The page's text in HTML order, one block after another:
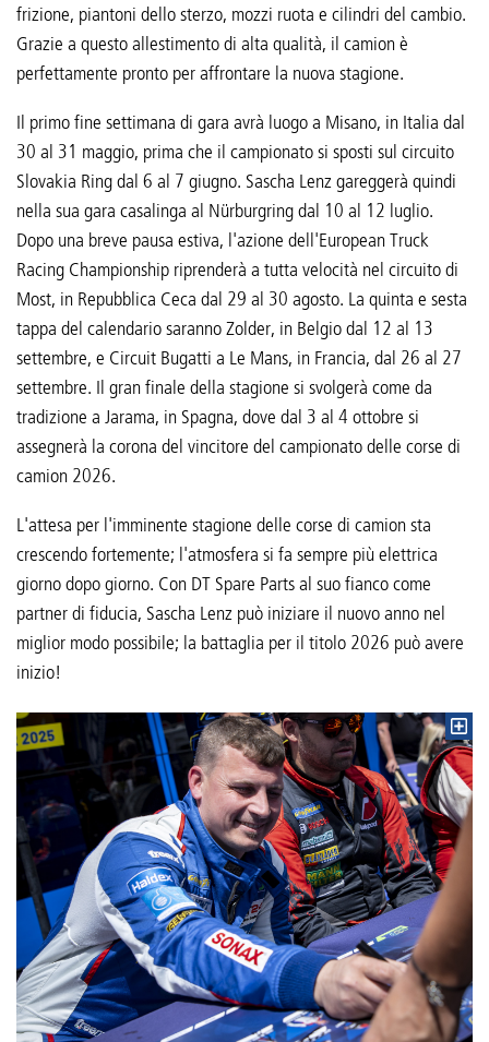
frizione, piantoni dello sterzo, mozzi ruota e cilindri del cambio.
Grazie a questo allestimento di alta qualità, il camion è
perfettamente pronto per affrontare la nuova stagione.
Il primo fine settimana di gara avrà luogo a Misano, in Italia dal
30 al 31 maggio, prima che il campionato si sposti sul circuito
Slovakia Ring dal 6 al 7 giugno. Sascha Lenz gareggerà quindi
nella sua gara casalinga al Nürburgring dal 10 al 12 luglio.
Dopo una breve pausa estiva, l'azione dell'European Truck
Racing Championship riprenderà a tutta velocità nel circuito di
Most, in Repubblica Ceca dal 29 al 30 agosto. La quinta e sesta
tappa del calendario saranno Zolder, in Belgio dal 12 al 13
settembre, e Circuit Bugatti a Le Mans, in Francia, dal 26 al 27
settembre. Il gran finale della stagione si svolgerà come da
tradizione a Jarama, in Spagna, dove dal 3 al 4 ottobre si
assegnerà la corona del vincitore del campionato delle corse di
camion 2026.
L'attesa per l'imminente stagione delle corse di camion sta
crescendo fortemente; l'atmosfera si fa sempre più elettrica
giorno dopo giorno. Con DT Spare Parts al suo fianco come
partner di fiducia, Sascha Lenz può iniziare il nuovo anno nel
miglior modo possibile; la battaglia per il titolo 2026 può avere
inizio!